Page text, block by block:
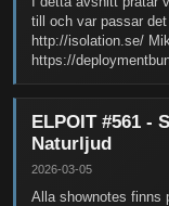
till och var passar
http://isolation.se/
https://
ELPOIT #561 -
Naturljud
2026-03-05
Alla shownotes finns